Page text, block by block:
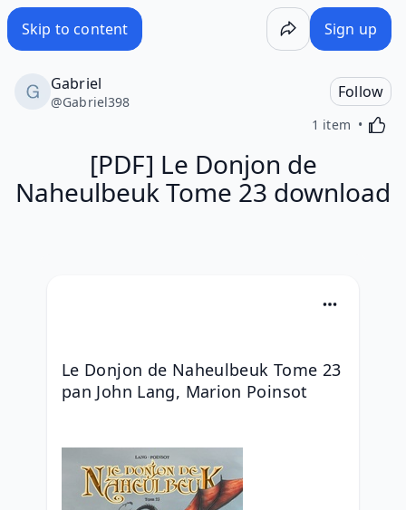
Skip to content Sign up
Gabriel
@Gabriel398
Follow
1 item
[PDF] Le Donjon de
Naheulbeuk Tome 23 download
Le Donjon de Naheulbeuk Tome 23
pan John Lang, Marion Poinsot